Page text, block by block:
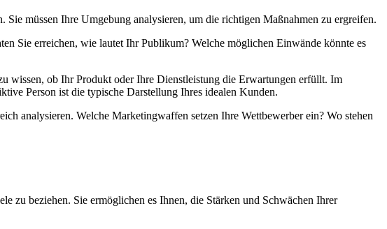
müssen Ihre Umgebung analysieren, um die richtigen Maßnahmen zu ergreifen.
Sie erreichen, wie lautet Ihr Publikum? Welche möglichen Einwände könnte es
wissen, ob Ihr Produkt oder Ihre Dienstleistung die Erwartungen erfüllt. Im
Person ist die typische Darstellung Ihres idealen Kunden.
analysieren. Welche Marketingwaffen setzen Ihre Wettbewerber ein? Wo stehen
zu beziehen. Sie ermöglichen es Ihnen, die Stärken und Schwächen Ihrer